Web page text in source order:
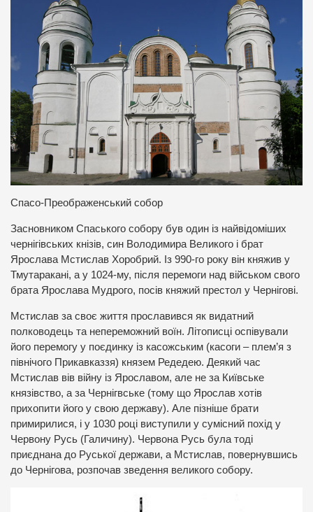
Спасо-Преображенський собор
Засновником Спаського собору був один із найвідоміших
чернігівських кнізів, син Володимира Великого і брат
Ярослава Мстислав Хоробрий. Із 990-го року він княжив у
Тмутаракані, а у 1024-му, після перемоги над військом свого
брата Ярослава Мудрого, посів княжий престол у Чернігові.
Мстислав за своє життя прославився як видатний
полководець та непереможний воїн. Літописці оспівували
його перемогу у поєдинку із касожським (касоги – плем’я з
північого Прикавказзя) князем Редедею. Деякий час
Мстислав вів війну із Ярославом, але не за Київське
князівство, а за Чернігвське (тому що Ярослав хотів
прихопити його у свою державу). Але пізніше брати
примирилися, і у 1030 році виступили у сумісний похід у
Червону Русь (Галичину). Червона Русь була тоді
приєднана до Руської держави, а Мстислав, повернувшись
до Чернігова, розпочав зведення великого собору.